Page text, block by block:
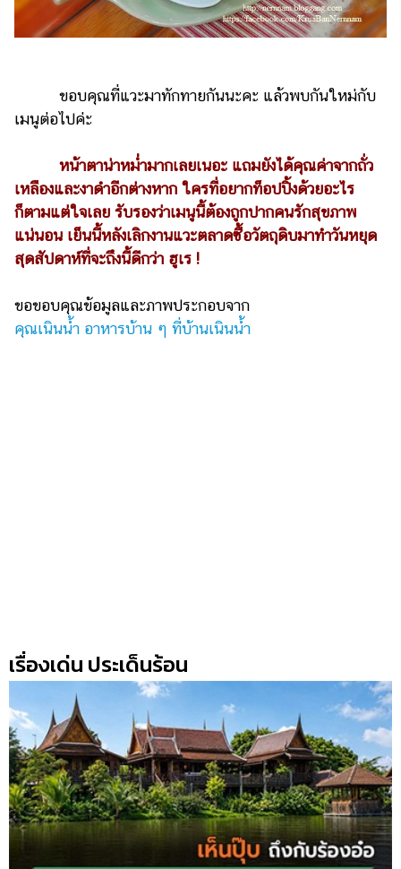
ขอบคุณที่แวะมาทักทายกันนะคะ แล้วพบกันใหม่กับ
เมนูต่อไปค่ะ
หน้าตาน่าหม่ำมากเลยเนอะ แถมยังได้คุณค่าจากถั่ว
เหลืองและงาดำอีกต่างหาก ใครที่อยากท็อปปิ้งด้วยอะไร
ก็ตามแต่ใจเลย รับรองว่าเมนูนี้ต้องถูกปากคนรักสุขภาพ
แน่นอน เย็นนี้หลังเลิกงานแวะตลาดซื้อวัตถุดิบมาทำวันหยุด
สุดสัปดาห์ที่จะถึงนี้ดีกว่า ฮูเร !
ขอขอบคุณข้อมูลและภาพประกอบจาก
คุณเนินน้ำ อาหารบ้าน ๆ ที่บ้านเนินน้ำ
เรื่องเด่น ประเด็นร้อน